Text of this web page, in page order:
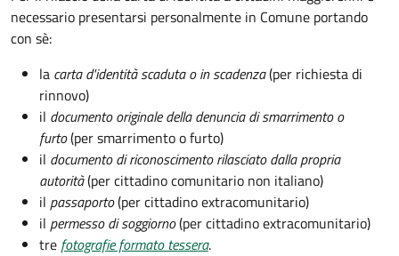
necessario presentarsi personalmente in Comune portando
con sè:
la carta d'identità scaduta o in scadenza(per richiesta di
rinnovo)
il documento originale della denuncia di smarrimento o
furto(per smarrimento o furto)
il documento di riconoscimento rilasciato dalla propria
autorità(per cittadino comunitario non italiano)
il passaporto(per cittadino extracomunitario)
il permesso di soggiorno(per cittadino extracomunitario)
tre fotografie formato tessera.